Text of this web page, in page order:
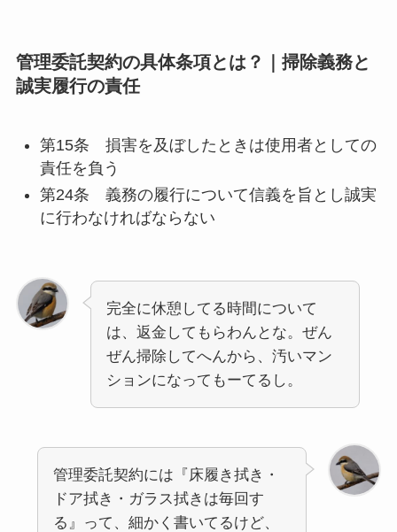
管理委託契約の具体条項とは？｜掃除義務と
誠実履行の責任
第15条 損害を及ぼしたときは使用者としての
責任を負う
第24条 義務の履行について信義を旨とし誠実
に行わなければならない
完全に休憩してる時間について
は、返金してもらわんとな。ぜん
ぜん掃除してへんから、汚いマン
ションになってもーてるし。
管理委託契約には『床履き拭き・
ドア拭き・ガラス拭きは毎回す
る』って、細かく書いてるけど、